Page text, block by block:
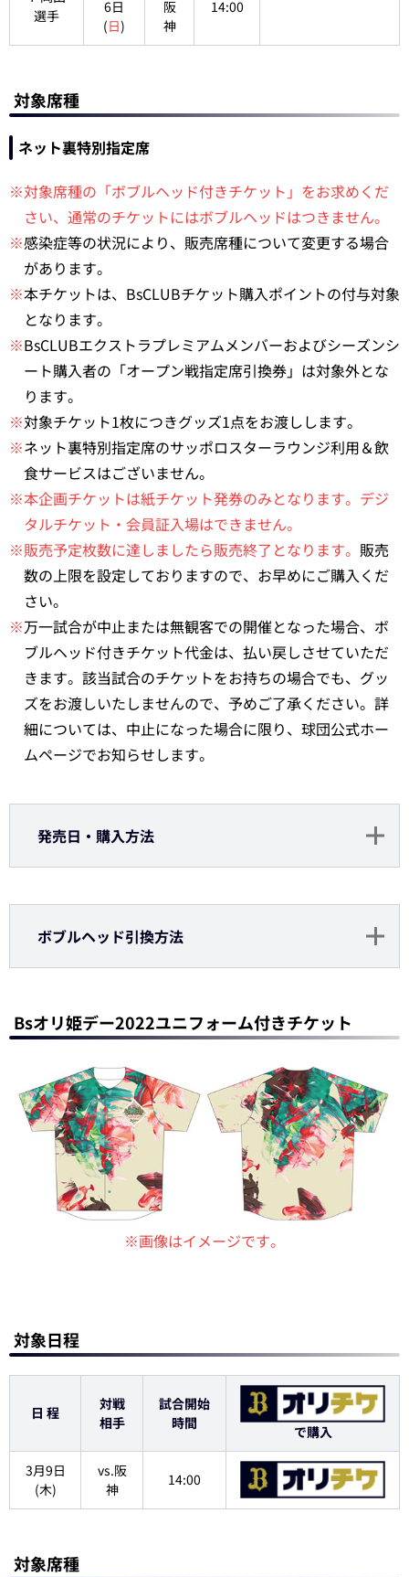
選手
6日
(日)
阪
神
14:00
対象席種
ネット裏特別指定席
※対象席種の「ボブルヘッド付きチケット」をお求めくだ
さい、通常のチケットにはボブルヘッドはつきません。
※感染症等の状況により、販売席種について変更する場合
があります。
※本チケットは、BsCLUBチケット購入ポイントの付与対象
となります。
※BsCLUBエクストラプレミアムメンバーおよびシーズンシ
ート購入者の「オープン戦指定席引換券」は対象外とな
ります。
※対象チケット1枚につきグッズ1点をお渡しします。
※ネット裏特別指定席のサッポロスターラウンジ利用＆飲
食サービスはございません。
※本企画チケットは紙チケット発券のみとなります。デジ
タルチケット・会員証入場はできません。
※販売予定枚数に達しましたら販売終了となります。 販売
数の上限を設定しておりますので、お早めにご購入くだ
さい。
※万一試合が中止または無観客での開催となった場合、ボ
ブルヘッド付きチケット代金は、払い戻しさせていただ
きます。該当試合のチケットをお持ちの場合でも、グッ
ズをお渡しいたしませんので、予めご了承ください。詳
細については、中止になった場合に限り、球団公式ホー
ムページでお知らせします。
発売日・購入方法
ボブルヘッド引換方法
Bsオリ姫デー2022ユニフォーム付きチケット
※画像はイメージです。
対象日程
日 程
対戦
相手
試合開始
時間
で購入
3月9日
(木)
vs.阪
神
14:00
対象席種